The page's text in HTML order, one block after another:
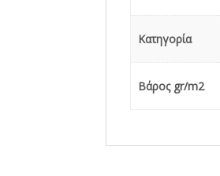
Κατηγορία
Βάρος gr/m2